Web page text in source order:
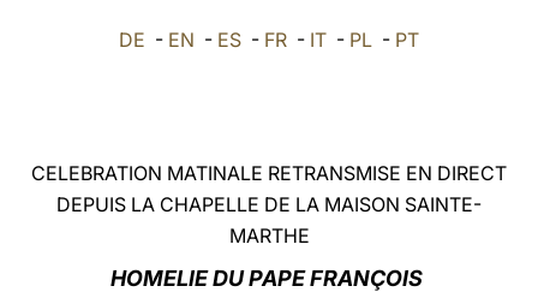
العربيّة DE - EN - ES - FR - IT - PL - PT
CELEBRATION MATINALE RETRANSMISE EN DIRECT
DEPUIS LA CHAPELLE DE LA MAISON SAINTE-
MARTHE
HOMELIE DU PAPE FRANÇOIS